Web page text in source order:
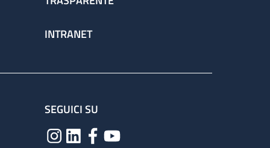
INTRANET
SEGUICI SU